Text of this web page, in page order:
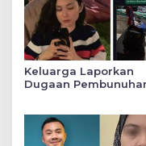
Keluarga Laporkan
Dugaan
Curhat Mendiang